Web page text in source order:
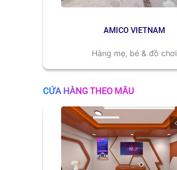
AMICO VIETNAM
Hàng mẹ, bé & đồ chơi
CỬA HÀNG THEO MẪU